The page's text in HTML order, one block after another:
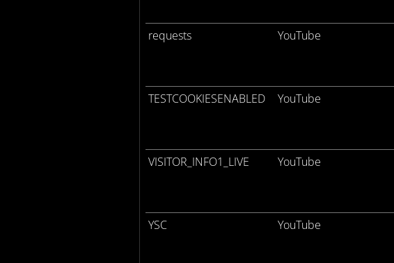
requests YouTube
TESTCOOKIESENABLED YouTube
VISITOR_INFO1_LIVE YouTube
YSC YouTube